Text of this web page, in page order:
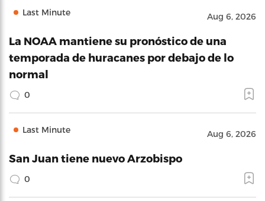
Last Minute Aug 6, 2026
La NOAA mantiene su pronóstico de una
temporada de huracanes por debajo de lo
normal
0
Last Minute Aug 6, 2026
San Juan tiene nuevo Arzobispo
0